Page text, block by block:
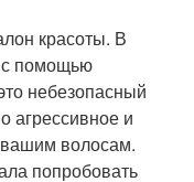
красоты. В
с помощью
небезопасный
агрессивное и
волосам.
попробовать